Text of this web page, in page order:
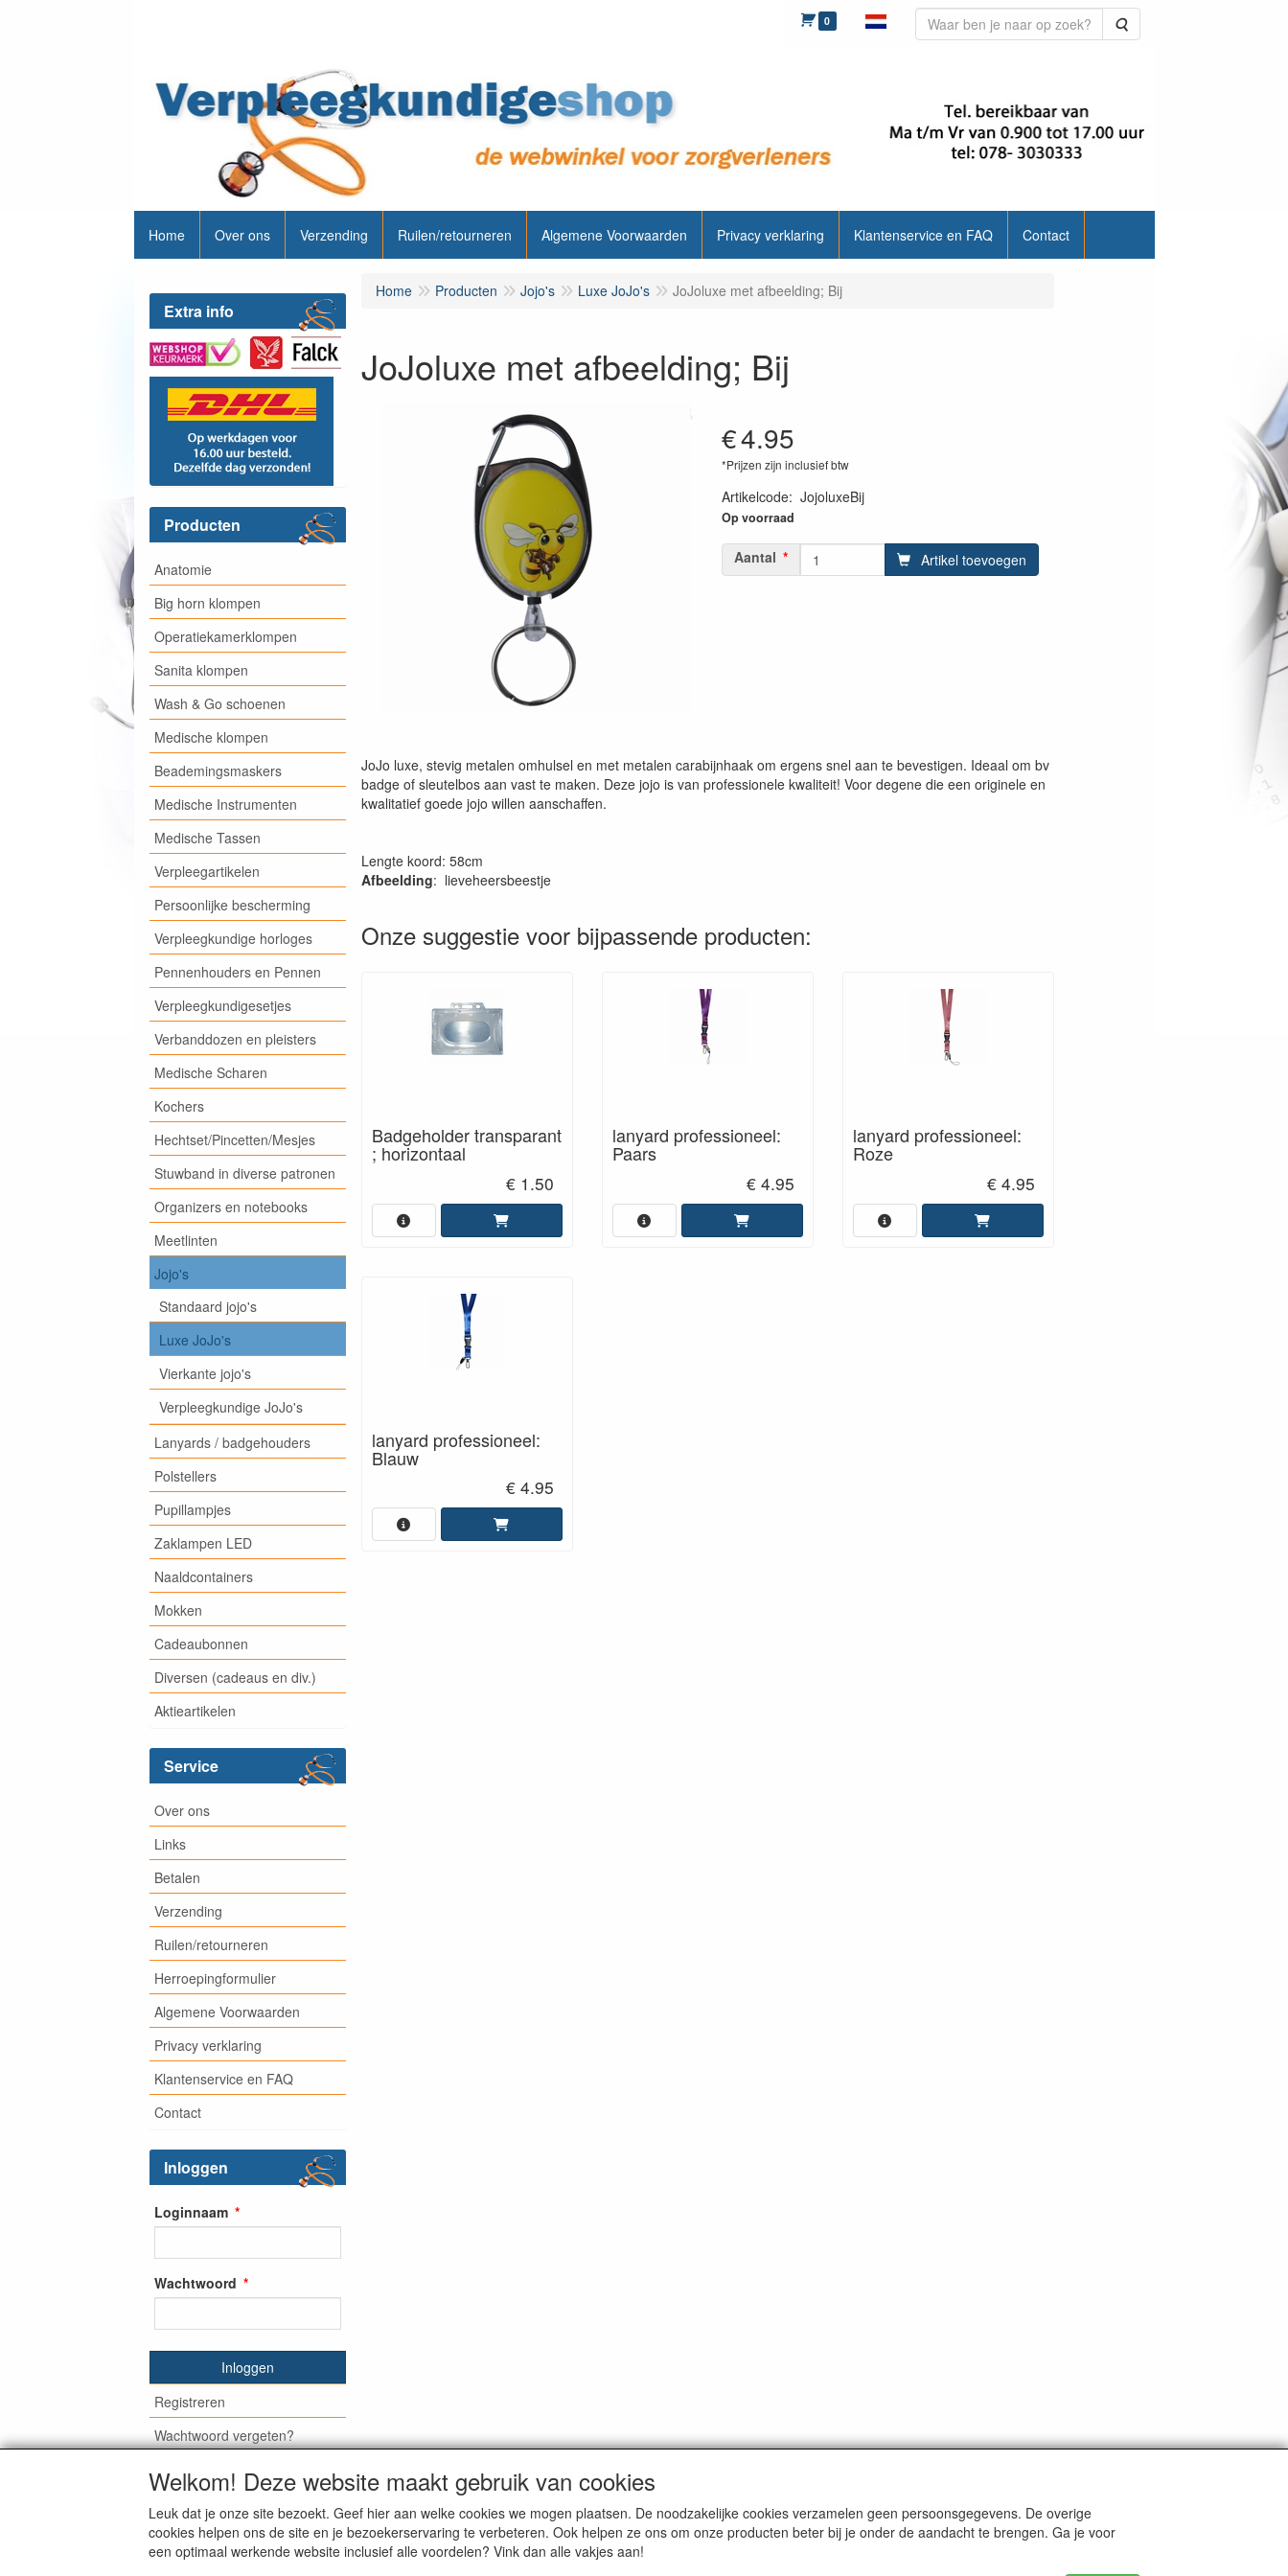
0 Zoeken
Home Over ons Verzending Ruilen/retourneren Algemene Voorwaarden Privacy verklaring Klantenservice en FAQ Contact
Extra info
Producten
Anatomie
Big horn klompen
Operatiekamerklompen
Sanita klompen
Wash & Go schoenen
Medische klompen
Beademingsmaskers
Medische Instrumenten
Medische Tassen
Verpleegartikelen
Persoonlijke bescherming
Verpleegkundige horloges
Pennenhouders en Pennen
Verpleegkundigesetjes
Verbanddozen en pleisters
Medische Scharen
Kochers
Hechtset/Pincetten/Mesjes
Stuwband in diverse patronen
Organizers en notebooks
Meetlinten
Jojo's
Standaard jojo's
Luxe JoJo's
Vierkante jojo's
Verpleegkundige JoJo's
Lanyards / badgehouders
Polstellers
Pupillampjes
Zaklampen LED
Naaldcontainers
Mokken
Cadeaubonnen
Diversen (cadeaus en div.)
Aktieartikelen
Service
Over ons
Links
Betalen
Verzending
Ruilen/retourneren
Herroepingformulier
Algemene Voorwaarden
Privacy verklaring
Klantenservice en FAQ
Contact
Inloggen
Loginnaam
Wachtwoord
Inloggen
Registreren
Wachtwoord vergeten?
Home Producten Jojo's Luxe JoJo's JoJoluxe met afbeelding; Bij
JoJoluxe met afbeelding; Bij
€4.95
*Prijzen zijn inclusief btw
Artikelcode: JojoluxeBij
Op voorraad
Aantal Artikel toevoegen
JoJo luxe, stevig metalen omhulsel en met metalen carabijnhaak om ergens snel aan te bevestigen. Ideaal om bv
badge of sleutelbos aan vast te maken. Deze jojo is van professionele kwaliteit! Voor degene die een originele en
kwalitatief goede jojo willen aanschaffen.
Lengte koord: 58cm
Afbeelding: lieveheersbeestje
Onze suggestie voor bijpassende producten:
Badgeholder transparant
; horizontaal
€ 1.50
lanyard professioneel:
Paars
€ 4.95
lanyard professioneel:
Roze
€ 4.95
lanyard professioneel:
Blauw
€ 4.95
© Medisan Trading | Alblasserdam. Alle genoemde prijzen zijn inclusief BTW en exclusiefverzendkosten, tenzij anders staat aangegeven.
Welkom! Deze website maakt gebruik van cookies
Leuk dat je onze site bezoekt. Geef hier aan welke cookies we mogen plaatsen. De noodzakelijke cookies verzamelen geen persoonsgegevens. De overige
cookies helpen ons de site en je bezoekerservaring te verbeteren. Ook helpen ze ons om onze producten beter bij je onder de aandacht te brengen. Ga je voor
een optimaal werkende website inclusief alle voordelen? Vink dan alle vakjes aan!